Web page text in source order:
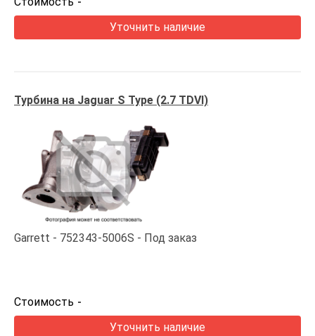
Уточнить наличие
Турбина на Jaguar S Type (2.7 TDVI)
Garrett 752343-5006S Под заказ
Стоимость -
Уточнить наличие